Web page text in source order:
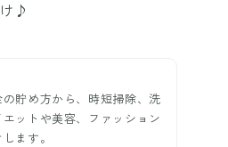
♪
貯め方から、時短掃除、洗
ットや美容、ファッション
ます。